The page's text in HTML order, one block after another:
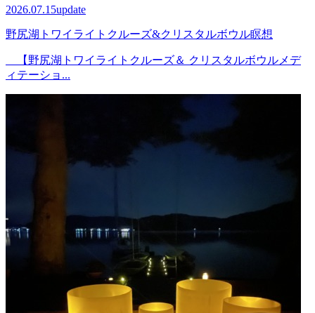
2026.07.15update
野尻湖トワイライトクルーズ&クリスタルボウル瞑想
【野尻湖トワイライトクルーズ＆ クリスタルボウルメデ
ィテーショ...